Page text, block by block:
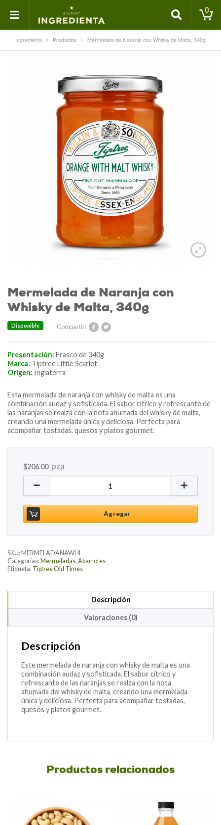
0
Ingredienta Productos Mermelada de Naranja con Whisky de Malta, 340g
Mermelada de Naranja con
Whisky de Malta, 340g
Compartir:
Disponible
Presentación: Frasco de 340g
Marca: Tiptree Little Scarlet
Origen: Inglaterra
Esta mermelada de naranja con whisky de malta es una
combinación audaz y sofisticada. El sabor cítrico y refrescante de
las naranjas se realza con la nota ahumada del whisky de malta,
creando una mermelada única y deliciosa. Perfecta para
acompañar tostadas, quesos y platos gourmet.
$206.00 pza
Mermelada de Naranja con Whisky de Malta, 340g
Agregar
SKU: MERMELADANAWHI
Categorías: Mermeladas, Abarrotes
Etiqueta: Tiptree Old Times
Descripción
Valoraciones (0)
Descripción
Este mermelada de naranja con whisky de malta es una
combinación audaz y sofisticada. El sabor cítrico y
refrescante de las naranjas se realza con la nota
ahumada del whisky de malta, creando una mermelada
única y deliciosa. Perfecta para acompañar tostadas,
quesos y platos gourmet.
Productos relacionados